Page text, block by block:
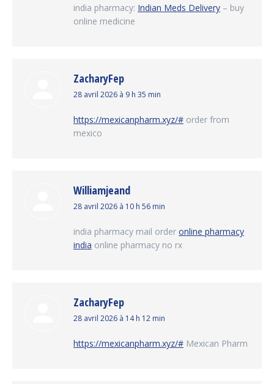
india pharmacy: Indian Meds Delivery – buy
online medicine
ZacharyFep
dit
28 avril 2026 à 9 h 35 min
https://mexicanpharm.xyz/# order from
mexico
Williamjeand
dit
28 avril 2026 à 10 h 56 min
india pharmacy mail order online pharmacy
india online pharmacy no rx
ZacharyFep
dit
28 avril 2026 à 14 h 12 min
https://mexicanpharm.xyz/# Mexican Pharm